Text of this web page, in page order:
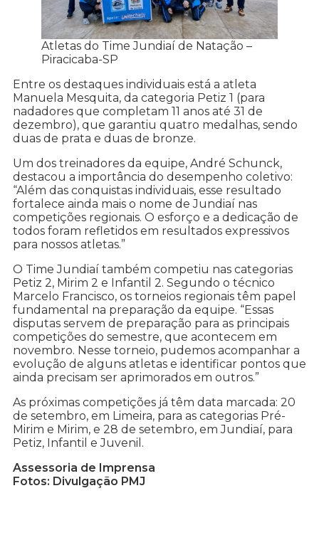
Atletas do Time Jundiaí de Natação –
Piracicaba-SP
Entre os destaques individuais está a atleta
Manuela Mesquita, da categoria Petiz 1 (para
nadadores que completam 11 anos até 31 de
dezembro), que garantiu quatro medalhas, sendo
duas de prata e duas de bronze.
Um dos treinadores da equipe, André Schunck,
destacou a importância do desempenho coletivo:
“Além das conquistas individuais, esse resultado
fortalece ainda mais o nome de Jundiaí nas
competições regionais. O esforço e a dedicação de
todos foram refletidos em resultados expressivos
para nossos atletas.”
O Time Jundiaí também competiu nas categorias
Petiz 2, Mirim 2 e Infantil 2. Segundo o técnico
Marcelo Francisco, os torneios regionais têm papel
fundamental na preparação da equipe. “Essas
disputas servem de preparação para as principais
competições do semestre, que acontecem em
novembro. Nesse torneio, pudemos acompanhar a
evolução de alguns atletas e identificar pontos que
ainda precisam ser aprimorados em outros.”
As próximas competições já têm data marcada: 20
de setembro, em Limeira, para as categorias Pré-
Mirim e Mirim, e 28 de setembro, em Jundiaí, para
Petiz, Infantil e Juvenil.
Assessoria de Imprensa
Fotos: Divulgação PMJ